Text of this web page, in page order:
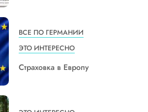
ВСЕ ПО ГЕРМАНИИ
ЭТО ИНТЕРЕСНО
Страховка в Европу